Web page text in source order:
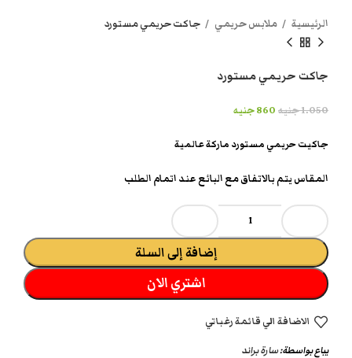
الرئيسية ملابس حريمي جاكت حريمي مستورد
جاكت حريمي مستورد
1.050جنيه 860جنيه
جاكيت حريمي مستورد ماركة عالمية
المقاس يتم بالاتفاق مع البائع عند اتمام الطلب
إضافة إلى السلة
اشتري الان
الاضافة الي قائمة رغباتي
يباع بواسطة:سارة براند